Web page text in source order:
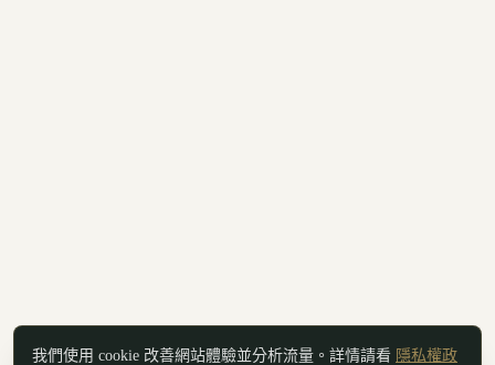
我們使用 cookie 改善網站體驗並分析流量。詳情請看 隱私權政